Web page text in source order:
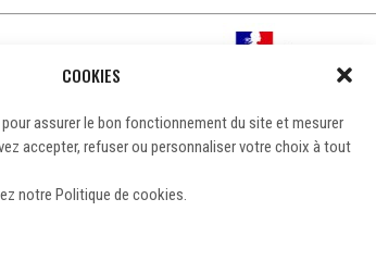
COOKIES
assurer le bon fonctionnement du site et mesurer
accepter, refuser ou personnaliser votre choix à tout
notre Politique de cookies.